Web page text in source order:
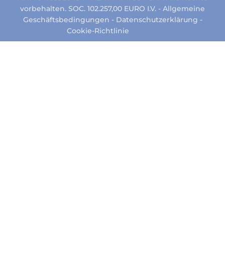
vorbehalten. SOC. 102.257,00 EURO I.V. - Allgemeine
Geschäftsbedingungen - Datenschutzerklärung -
Cookie-Richtlinie